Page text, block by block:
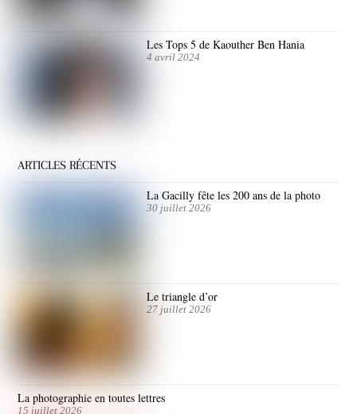
Les Tops 5 de Kaouther Ben Hania
4 avril 2024
ARTICLES RÉCENTS
La Gacilly fête les 200 ans de la photo
30 juillet 2026
Le triangle d’or
27 juillet 2026
La photographie en toutes lettres
15 juillet 2026